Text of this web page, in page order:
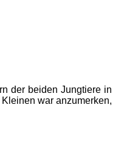
der beiden Jungtiere in
war anzumerken,